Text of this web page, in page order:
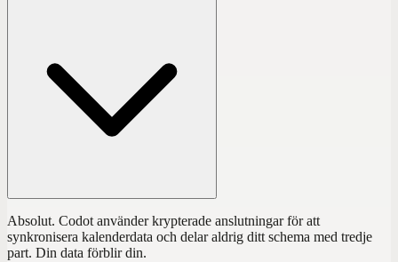
Absolut. Codot använder krypterade anslutningar för att
synkronisera kalenderdata och delar aldrig ditt schema med tredje
part. Din data förblir din.